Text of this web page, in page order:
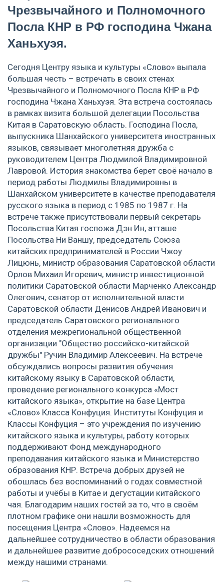
Чрезвычайного и Полномочного
Посла КНР в РФ господина Чжана
Ханьхуэя.
Сегодня Центру языка и культуры «Слово» выпала
большая честь – встречать в своих стенах
Чрезвычайного и Полномочного Посла КНР в РФ
господина Чжана Ханьхуэя. Эта встреча состоялась
в рамках визита большой делегации Посольства
Китая в Саратовскую область. Господина Посла,
выпускника Шанхайского университета иностранных
языков, связывает многолетняя дружба с
руководителем Центра Людмилой Владимировной
Лавровой. История знакомства берет своё начало в
период работы Людмилы Владимировны в
Шанхайском университете в качестве преподавателя
русского языка в период с 1985 по 1987 г. На
встрече также присутствовали первый секретарь
Посольства Китая госпожа Дэн Ин, атташе
Посольства Ни Ваншу, председатель Союза
китайских предпринимателей в России Чжоу
Лицюнь, министр образования Саратовской области
Орлов Михаил Игоревич, министр инвестиционной
политики Саратовской области Марченко Александр
Олегович, сенатор от исполнительной власти
Саратовской области Денисов Андрей Иванович и
председатель Саратовского регионального
отделения межрегиональной общественной
организации "Общество российско-китайской
дружбы" Ручин Владимир Алексеевич. На встрече
обсуждались вопросы развития обучения
китайскому языку в Саратовской области,
проведение регионального конкурса «Мост
китайского языка», открытие на базе Центра
«Слово» Класса Конфуция. Институты Конфуция и
Классы Конфуция – это учреждения по изучению
китайского языка и культуры, работу которых
поддерживают Фонд международного
преподавания китайского языка и Министерство
образования КНР. Встреча добрых друзей не
обошлась без воспоминаний о годах совместной
работы и учёбы в Китае и дегустации китайского
чая. Благодарим наших гостей за то, что в своём
плотном графике они нашли возможность для
посещения Центра «Слово». Надеемся на
дальнейшее сотрудничество в области образования
и дальнейшее развитие добрососедских отношений
между нашими странами.